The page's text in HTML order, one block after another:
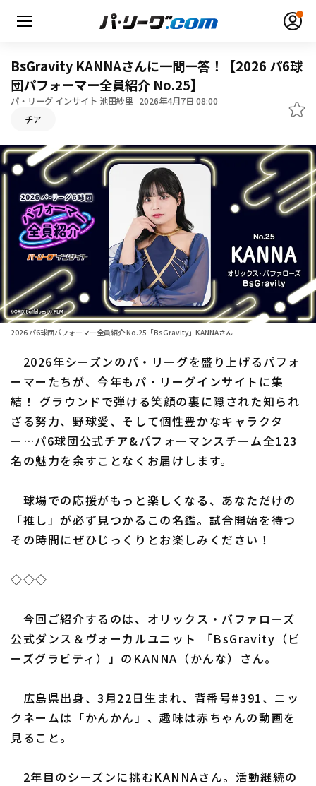
HOME
動画
日程・結果
順位表･成績
1軍公式戦
ファーム東地区
ファーム西地区
交流戦
選手名鑑
選手名鑑トップ
北海道日本ハムファイターズ
東北楽天ゴールデンイーグルス
埼玉西武ライオンズ
千葉ロッテマリーンズ
福岡ソフトバンクホークス
ニュース
設定
利用規約 プライバシーポリシー
運営会社 （別ウィンドウで開く） よくある質問
BsGravity KANNAさんに一問一答！【2026 パ6球
団パフォーマー全員紹介 No.25】
パ・リーグ インサイト 池田紗里 2026年4月7日 08:00
チア
2026 パ6球団パフォーマー全員紹介 No.25「BsGravity」KANNAさん
2026年シーズンのパ・リーグを盛り上げるパフォ
ーマーたちが、今年もパ・リーグインサイトに集
結！ グラウンドで弾ける笑顔の裏に隠された知られ
ざる努力、野球愛、そして個性豊かなキャラクタ
ー…パ6球団公式チア&パフォーマンスチーム全123
名の魅力を余すことなくお届けします。
球場での応援がもっと楽しくなる、あなただけの
「推し」が必ず見つかるこの名鑑。試合開始を待つ
その時間にぜひじっくりとお楽しみください！
◇◇◇
今回ご紹介するのは、オリックス・バファローズ
公式ダンス＆ヴォーカルユニット 「BsGravity（ビ
ーズグラビティ）」のKANNA（かんな）さん。
広島県出身、3月22日生まれ、背番号#391、ニッ
クネームは「かんかん」、趣味は赤ちゃんの動画を
見ること。
2年目のシーズンに挑むKANNAさん。活動継続の